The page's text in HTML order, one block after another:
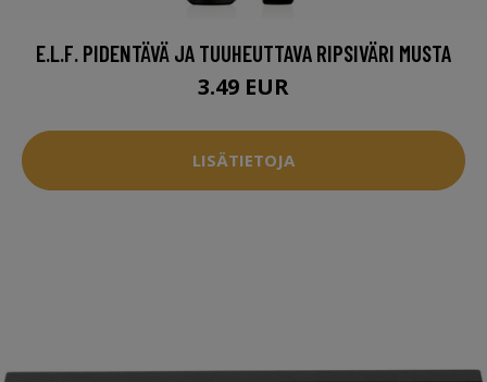
E.L.F. PIDENTÄVÄ JA TUUHEUTTAVA RIPSIVÄRI MUSTA
3.49 EUR
LISÄTIETOJA